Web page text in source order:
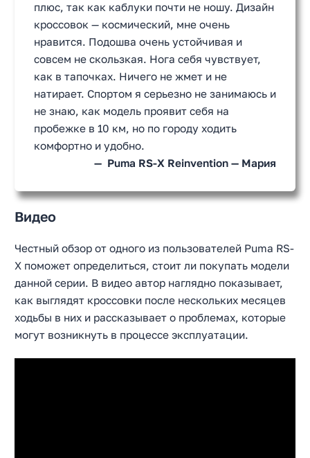
плюс, так как каблуки почти не ношу. Дизайн
кроссовок — космический, мне очень
нравится. Подошва очень устойчивая и
совсем не скользкая. Нога себя чувствует,
как в тапочках. Ничего не жмет и не
натирает. Спортом я серьезно не занимаюсь и
не знаю, как модель проявит себя на
пробежке в 10 км, но по городу ходить
комфортно и удобно.
Puma RS-X Reinvention — Мария
Видео
Честный обзор от одного из пользователей Puma RS-
X поможет определиться, стоит ли покупать модели
данной серии. В видео автор наглядно показывает,
как выглядят кроссовки после нескольких месяцев
ходьбы в них и рассказывает о проблемах, которые
могут возникнуть в процессе эксплуатации.